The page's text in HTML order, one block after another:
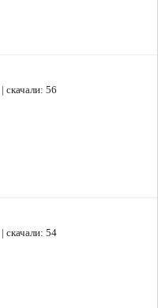
скачали: 56
скачали: 54